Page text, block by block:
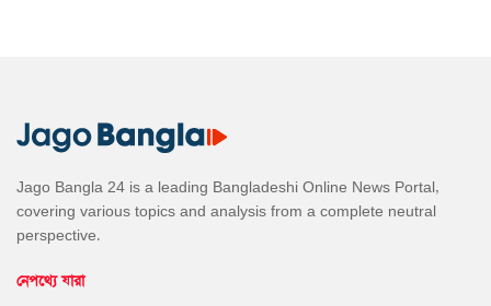
Jago Bangla 24 is a leading Bangladeshi Online News Portal,
covering various topics and analysis from a complete neutral
perspective.
নেপথ্যে যারা